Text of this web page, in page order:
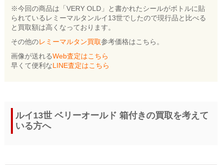
※今回の商品は「VERY OLD」と書かれたシールがボトルに貼
られているレミーマルタンルイ13世でしたので現行品と比べる
と買取額は高くなっております。
その他のレミーマルタン買取参考価格はこちら。
画像が送れるWeb査定はこちら
早くて便利なLINE査定はこちら
ルイ13世 ベリーオールド 箱付きの買取を考えて
いる方へ